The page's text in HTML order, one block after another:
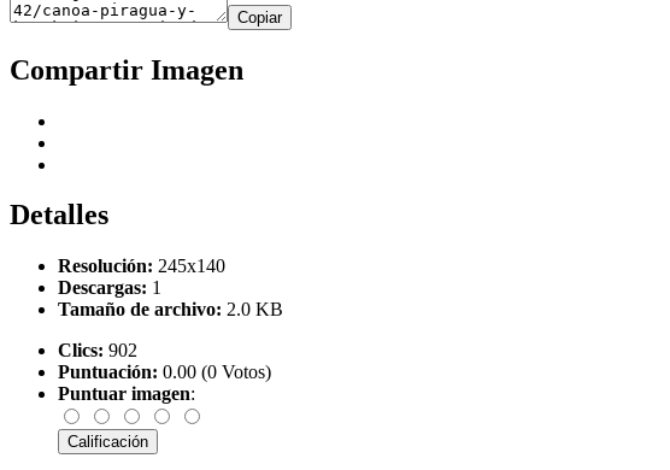
Copiar
Compartir Imagen
Detalles
Resolución: 245x140
Descargas: 1
Tamaño de archivo: 2.0 KB
Clics: 902
Puntuación: 0.00 (0 Votos)
Puntuar imagen: